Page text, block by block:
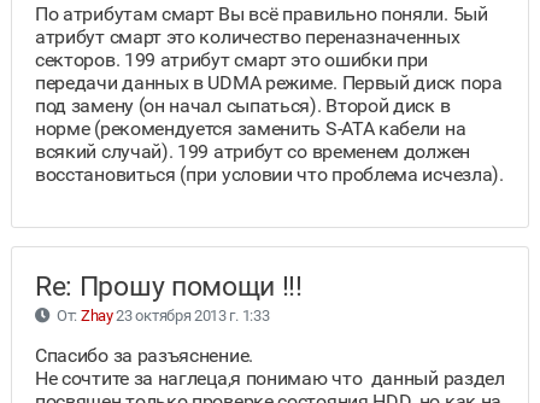
По атрибутам смарт Вы всё правильно поняли. 5ый
атрибут смарт это количество переназначенных
секторов. 199 атрибут смарт это ошибки при
передачи данных в UDMA режиме. Первый диск пора
под замену (он начал сыпаться). Второй диск в
норме (рекомендуется заменить S-ATA кабели на
всякий случай). 199 атрибут со временем должен
восстановиться (при условии что проблема исчезла).
Re: Прошу помощи !!!
От: Zhay23 октября 2013 г. 1:33
Спасибо за разъяснение.
Не сочтите за наглеца,я понимаю что данный раздел